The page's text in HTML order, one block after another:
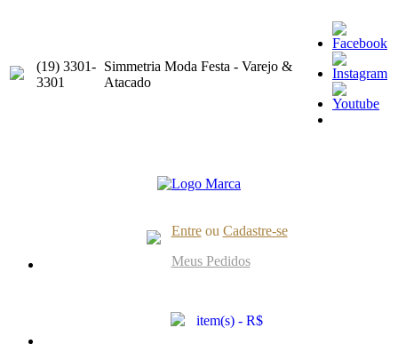
(19) 3301-
3301
Simmetria Moda Festa - Varejo &
Atacado
Entre ou Cadastre-se
Meus Pedidos
item(s) - R$